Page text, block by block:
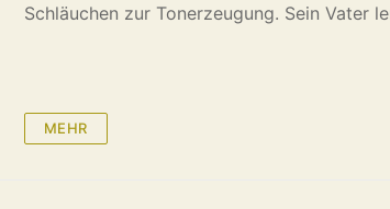
Schläuchen zur Tonerzeugung. Sein Vater
MEHR